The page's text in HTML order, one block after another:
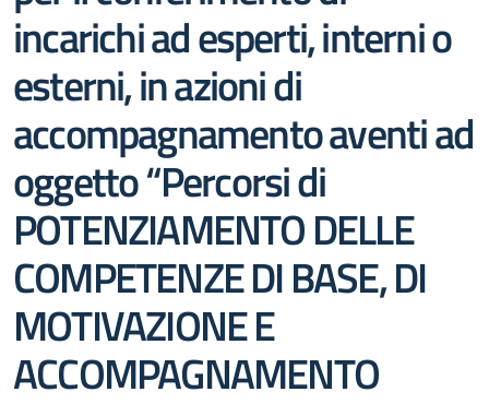
incarichi ad esperti, interni o
esterni, in azioni di
accompagnamento aventi ad
oggetto “Percorsi di
POTENZIAMENTO DELLE
COMPETENZE DI BASE, DI
MOTIVAZIONE E
ACCOMPAGNAMENTO